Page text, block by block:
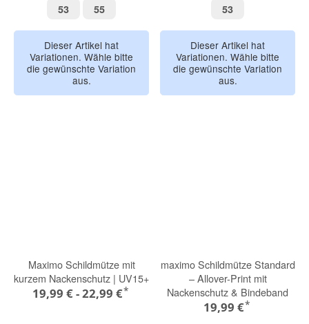
5353 5555
Dieser Artikel hat
Variationen. Wähle bitte
die gewünschte Variation
aus.
5353
Dieser Artikel hat
Variationen. Wähle bitte
die gewünschte Variation
aus.
Maximo Schildmütze mit
kurzem Nackenschutz | UV15+
19,99 € -22,99 €*
maximo Schildmütze Standard
– Allover-Print mit
Nackenschutz & Bindeband
19,99 €*